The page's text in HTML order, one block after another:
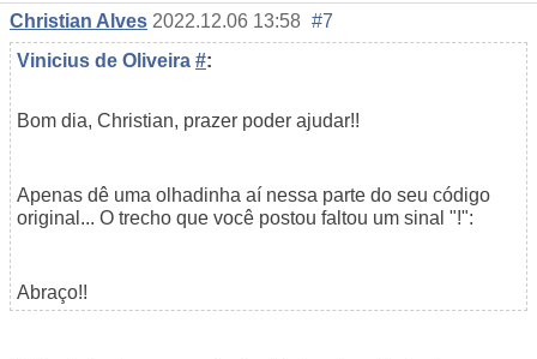
Christian Alves 2022.12.06 13:58 #7
Vinicius de Oliveira #:
Bom dia, Christian, prazer poder ajudar!!
Apenas dê uma olhadinha aí nessa parte do seu código
original... O trecho que você postou faltou um sinal "!":
Abraço!!